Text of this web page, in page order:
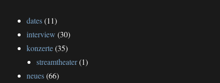
dates(11)
interview (30)
konzerte(35)
streamtheater(1)
neues(66)